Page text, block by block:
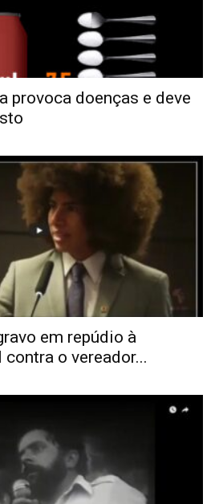
provoca doenças e deve
em repúdio à
o vereador...